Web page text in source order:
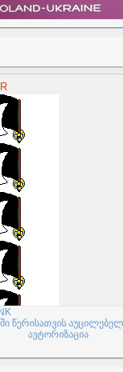
წერისათვის
ავტორიზაცია